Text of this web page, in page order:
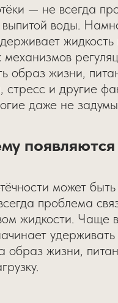
— не всегда
выпитой воды.
жидкость
механизмов
образ жизни,
стресс и другие
даже не
может
проблема
жидкости. Чаще
удерживать
образ жизни,